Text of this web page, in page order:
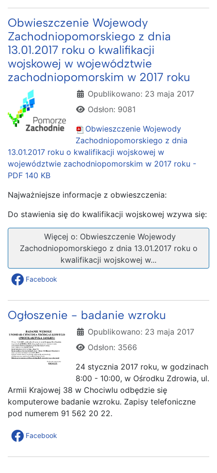
Obwieszczenie Wojewody
Zachodniopomorskiego z dnia
13.01.2017 roku o kwalifikacji
wojskowej w województwie
zachodniopomorskim w 2017 roku
Szczegóły
Opublikowano: 23 maja 2017
Odsłon: 9081
Obwieszczenie Wojewody
Zachodniopomorskiego z dnia
13.01.2017 roku o kwalifikacji wojskowej w
województwie zachodniopomorskim w 2017 roku -
PDF 140 KB
Najważniejsze informacje z obwieszczenia:
Do stawienia się do kwalifikacji wojskowej wzywa się:
Więcej o: Obwieszczenie Wojewody
Zachodniopomorskiego z dnia 13.01.2017 roku o
kwalifikacji wojskowej w...
Facebook
Ogłoszenie - badanie wzroku
Szczegóły
Opublikowano: 23 maja 2017
Odsłon: 3566
24 stycznia 2017 roku, w godzinach
8:00 - 10:00, w Ośrodku Zdrowia, ul.
Armii Krajowej 38 w Chociwlu odbędzie się
komputerowe badanie wzroku. Zapisy telefoniczne
pod numerem 91 562 20 22.
Facebook